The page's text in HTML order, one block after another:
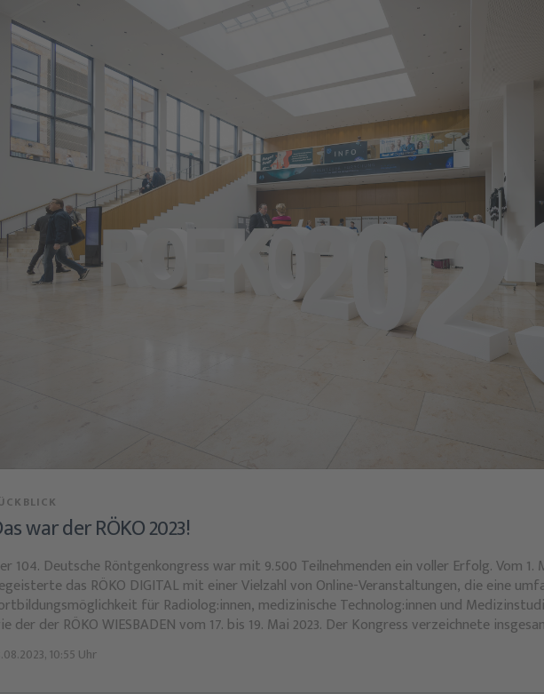
war der RÖKO 2023!
104. Deutsche Röntgenkongress war mit 9.500 Teilnehmenden ein voller Erfolg. Vom 1.
das RÖKO DIGITAL mit einer Vielzahl von Online-Veranstaltungen, die eine
für Radiolog:innen, medizinische Technolog:innen und
der der RÖKO WIESBADEN vom 17. bis 19. Mai 2023. Der Kongress verzeichnete
Präsenzteilnehmer:innen – eine rekordverdächtige Beteiligung. „Dies sind
erwartet hätte und die sogar die Zahlen aus Vor-Pandemie-Zeiten weit übertreffen“,
10:55 Uhr